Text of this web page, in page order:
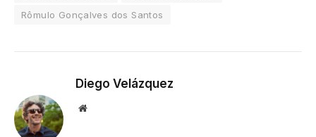
Rômulo Gonçalves dos Santos
Diego Velázquez
Website